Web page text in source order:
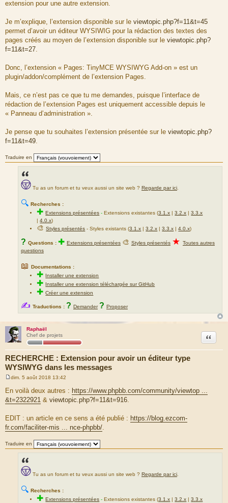
s
e
extension pour une autre extension.
Je m’explique, l’extension disponible sur le viewtopic.php?f=11&t=45
permet d’avoir un éditeur WYSIWIG pour la rédaction des textes des
pages créés au moyen de l’extension disponible sur le viewtopic.php?
f=11&t=27
Donc, l’extension « Pages: TinyMCE WYSIWYG Add-on » est un
plugin/addon/complément de l’extension Pages.
Mais, ce n’est pas ce que tu me demandes, puisque l’interface de
rédaction de l’extension Pages est uniquement accessible depuis le
« Panneau d’administration ».
Je pense que tu souhaites l’extension présentée sur le viewtopic.php?
f=11&t=49
Traduire en
Tu as un forum et tu veux aussi un site web ? Regarde par ici
🔍 Recherches :
✚Extensions présentées -Extensions existantes (3.1.x |3.2.x |3.3.x
|4.0.x)
🎨Styles présentés - Styles existants (3.1.x |3.2.x |3.3.x |4.0.x)
? Questions : ✚ Extensions présentées 🎨 Styles présentés ★ Toutes autres
questions
📖 Documentations :
✚ Installer une extension
✚ Installer une extension téléchargée sur GitHub
✚Créer une extension
✍ Traductions : ? Demander ? Proposer
Raphaël
Chef de projets
RECHERCHE : Extension pour avoir un éditeur type
WYSIWYG dans les messages
Citation
s
s
e
dim. 5 août 2018 13:42
En voilà deux autres : https://www.phpbb.com/community/viewtop ...
&t=2322921 & viewtopic.php?f=11&t=916
EDIT : un article en ce sens a été publié : https://blog.ezcom-
fr.com/faciliter-mis ... nce-phpbb/
Traduire en
Tu as un forum et tu veux aussi un site web ? Regarde par ici
🔍 Recherches :
✚Extensions présentées -Extensions existantes (3.1.x |3.2.x |3.3.x